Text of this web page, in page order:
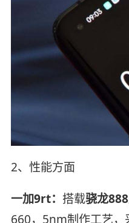
2、性能方面
一加9rt： 搭载骁龙
660，5nm制作工艺